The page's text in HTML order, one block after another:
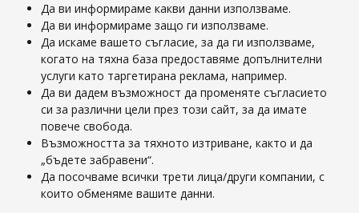
Да ви информираме какви данни използваме.
Да ви информираме защо ги използваме.
Да искаме вашето съгласие, за да ги използваме,
когато на тяхна база предоставяме допълнителни
услуги като таргетирана реклама, например.
Да ви дадем възможност да променяте съгласието
си за различни цели през този сайт, за да имате
повече свобода.
Възможността за тяхното изтриване, както и да
„бъдете забравени“.
Да посочваме всички трети лица/други компании, с
които обменяме вашите данни.